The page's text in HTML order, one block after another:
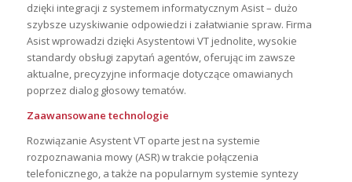
dzięki integracji z systemem informatycznym Asist – dużo
szybsze uzyskiwanie odpowiedzi i załatwianie spraw. Firma
Asist wprowadzi dzięki Asystentowi VT jednolite, wysokie
standardy obsługi zapytań agentów, oferując im zawsze
aktualne, precyzyjne informacje dotyczące omawianych
poprzez dialog głosowy tematów.
Zaawansowane technologie
Rozwiązanie Asystent VT oparte jest na systemie
rozpoznawania mowy (ASR) w trakcie połączenia
telefonicznego, a także na popularnym systemie syntezy